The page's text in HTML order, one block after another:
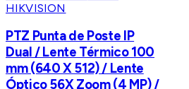
HIKVISION
PTZ Punta de Poste IP
Dual / Lente Térmico 100
mm (640 X 512) / Lente
Óptico 56X Zoom (4 MP) /